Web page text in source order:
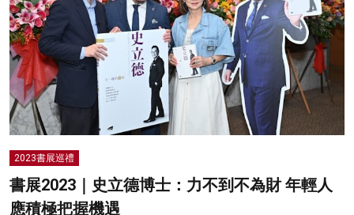
科技
影片
名家榜
灼見活動
2023書展巡禮
書展2023｜史立德博士：力不到不為財 年輕人
應積極把握機遇